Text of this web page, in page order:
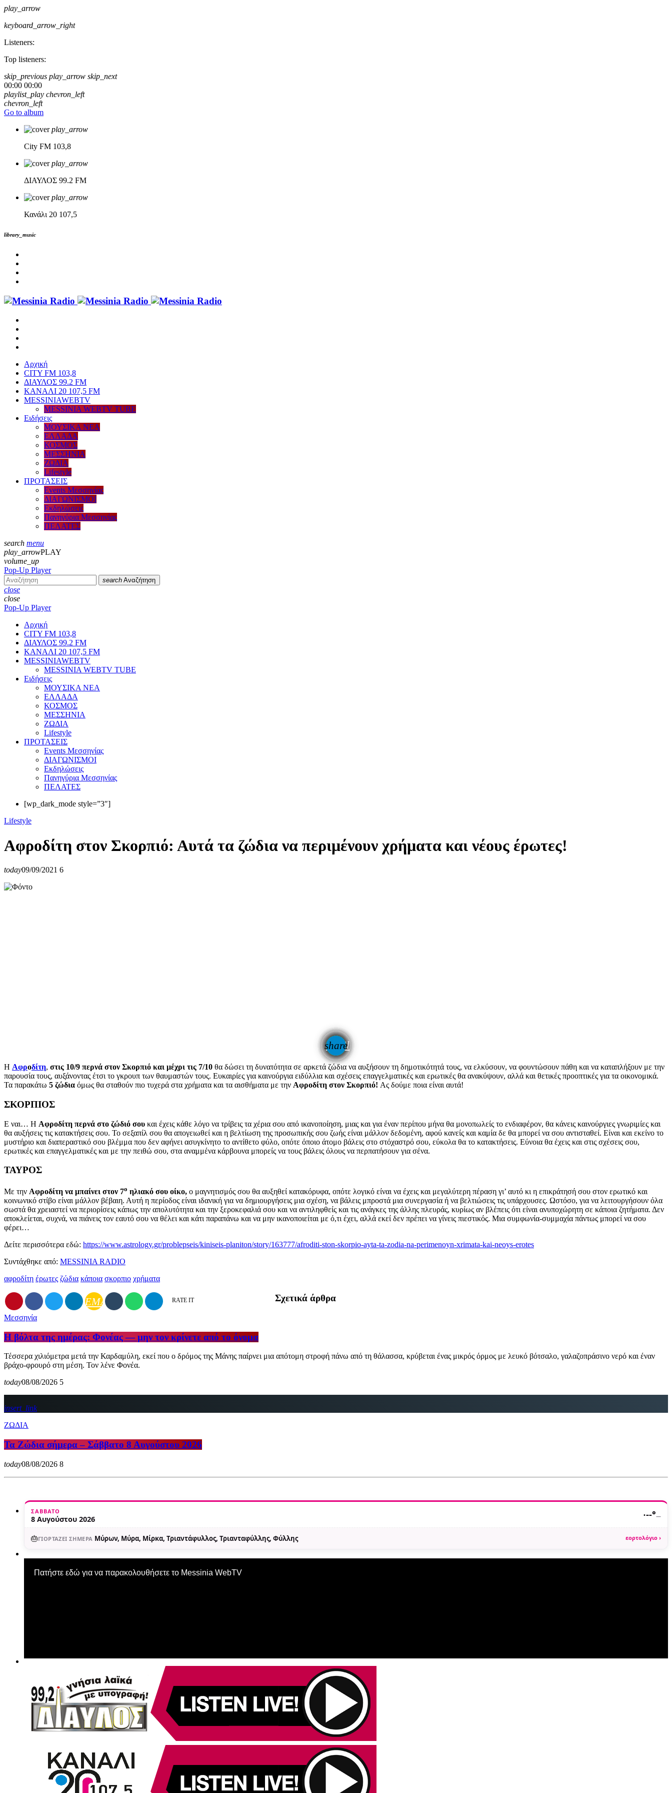
play_arrow
keyboard_arrow_right
Listeners:
Top listeners:
skip_previous play_arrow skip_next
00:00 00:00
playlist_play chevron_left
chevron_left
Go to album
play_arrow
City FM 103,8
play_arrow
ΔΙΑΥΛΟΣ 99.2 FM
play_arrow
Κανάλι 20 107,5
library_music
Αρχική
CITY FM 103,8
ΔΙΑΥΛΟΣ 99.2 FM
ΚΑΝΑΛΙ 20 107,5 FM
MESSINIAWEBTV
MESSINIA WEBTV TUBE
Eιδήσεις
ΜΟΥΣΙΚΑ ΝΕΑ
ΕΛΛΑΔΑ
ΚΟΣΜΟΣ
ΜΕΣΣΗΝΙΑ
ΖΩΔΙΑ
Lifestyle
ΠΡΟΤΑΣΕΙΣ
Events Μεσσηνίας
ΔΙΑΓΩΝΙΣΜΟΙ
Εκδηλώσεις
Πανηγύρια Μεσσηνίας
ΠΕΛΑΤΕΣ
search menu
play_arrowPLAY
volume_up
Pop-Up Player
search Αναζήτηση
close
close
Pop-Up Player
Αρχική
CITY FM 103,8
ΔΙΑΥΛΟΣ 99.2 FM
ΚΑΝΑΛΙ 20 107,5 FM
MESSINIAWEBTV
MESSINIA WEBTV TUBE
Eιδήσεις
ΜΟΥΣΙΚΑ ΝΕΑ
ΕΛΛΑΔΑ
ΚΟΣΜΟΣ
ΜΕΣΣΗΝΙΑ
ΖΩΔΙΑ
Lifestyle
ΠΡΟΤΑΣΕΙΣ
Events Μεσσηνίας
ΔΙΑΓΩΝΙΣΜΟΙ
Εκδηλώσεις
Πανηγύρια Μεσσηνίας
ΠΕΛΑΤΕΣ
[wp_dark_mode style=”3″]
Lifestyle
Αφροδίτη στον Σκορπιό: Αυτά τα ζώδια να περιμένουν χρήματα και νέους έρωτες!
today09/09/2021 6
share
email
Η Αφροδίτη, στις 10/9 περνά στον Σκορπιό και μέχρι τις 7/10 θα δώσει τη δυνατότητα σε αρκετά ζώδια να αυξήσουν τη δημοτικότητά τους, να ελκύσουν, να φουντώσουν πάθη και να καταπλήξουν με την
παρουσία τους, αυξάνοντας έτσι το γκρουπ των θαυμαστών τους. Ευκαιρίες για καινούργια ειδύλλια και σχέσεις επαγγελματικές και ερωτικές θα ανακύψουν, αλλά και θετικές προοπτικές για τα οικονομικά.
Τα παρακάτω 5 ζώδια όμως θα σταθούν πιο τυχερά στα χρήματα και τα αισθήματα με την Αφροδίτη στον Σκορπιό! Ας δούμε ποια είναι αυτά!
ΣΚΟΡΠΙΟΣ
Ε ναι… Η Αφροδίτη περνά στο ζώδιό σου και έχεις κάθε λόγο να τρίβεις τα χέρια σου από ικανοποίηση, μιας και για έναν περίπου μήνα θα μονοπωλείς το ενδιαφέρον, θα κάνεις καινούργιες γνωριμίες και
θα αυξήσεις τις κατακτήσεις σου. Το σεξαπίλ σου θα απογειωθεί και η βελτίωση της προσωπικής σου ζωής είναι μάλλον δεδομένη, αφού κανείς και καμία δε θα μπορεί να σου αντισταθεί. Είναι και εκείνο το
μυστήριο και διαπεραστικό σου βλέμμα που δεν αφήνει ασυγκίνητο το αντίθετο φύλο, οπότε όποιο άτομο βάλεις στο στόχαστρό σου, εύκολα θα το κατακτήσεις. Εύνοια θα έχεις και στις σχέσεις σου,
ερωτικές και επαγγελματικές και με την πειθώ σου, στα αναμμένα κάρβουνα μπορείς να τους βάλεις όλους να περπατήσουν για σένα.
ΤΑΥΡΟΣ
Με την Αφροδίτη να μπαίνει στον 7ο ηλιακό σου οίκο, ο μαγνητισμός σου θα αυξηθεί κατακόρυφα, οπότε λογικό είναι να έχεις και μεγαλύτερη πέραση γι’ αυτό κι η επικράτησή σου στον ερωτικό και
κοινωνικό στίβο είναι μάλλον βέβαιη. Αυτή η περίοδος είναι ιδανική για να δημιουργήσεις μια σχέση, να βάλεις μπροστά μια συνεργασία ή να βελτιώσεις τις υπάρχουσες. Ωστόσο, για να λειτουργήσουν όλα
σωστά θα χρειαστεί να περιορίσεις κάπως την απολυτότητα και την ξεροκεφαλιά σου και να αντιληφθείς και τις ανάγκες της άλλης πλευράς, κυρίως αν βλέπεις ότι είναι ανυποχώρητη σε κάποια ζητήματα. Δεν
αποκλείεται, συχνά, να πιάνεις τον εαυτό σου να θέλει και κάτι παραπάνω και να μην ικανοποιείται με ό,τι έχει, αλλά εκεί δεν πρέπει να γίνεις πιεστικός. Μια συμφωνία-συμμαχία πάντως μπορεί να σου
φέρει…
Δείτε περισσότερα εδώ: https://www.astrology.gr/problepseis/kiniseis-planiton/story/163777/afroditi-ston-skorpio-ayta-ta-zodia-na-perimenoyn-xrimata-kai-neoys-erotes
Συντάχθηκε από: MESSINIA RADIO
αφροδίτη έρωτες ζώδια κάποια σκορπιο χρήματα
EMAIL RATE IT Σχετικά άρθρα
Μεσσηνία
Η βόλτα της ημέρας: Φονέας — μην τον κρίνετε από το όνομα
Τέσσερα χιλιόμετρα μετά την Καρδαμύλη, εκεί που ο δρόμος της Μάνης παίρνει μια απότομη στροφή πάνω από τη θάλασσα, κρύβεται ένας μικρός όρμος με λευκό βότσαλο, γαλαζοπράσινο νερό και έναν
βράχο-φρουρό στη μέση. Τον λένε Φονέα.
today08/08/2026 5
insert_link
ΖΩΔΙΑ
Τα Ζώδια σήμερα – Σάββατο 8 Αυγούστου 2026
today08/08/2026 8
ΣΆΒΒΑΤΟ
8 Αυγούστου 2026 ·--°—
🎂ΓΙΟΡΤΆΖΕΙ ΣΉΜΕΡΑ Μύρων, Μύρα, Μίρκα, Τριαντάφυλλος, Τριανταφύλλης, Φύλλης εορτολόγιο ›
Πατήστε εδώ για να παρακολουθήσετε το Messinia WebTV